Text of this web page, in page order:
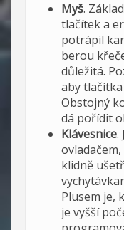
Myš.
tlačítek a
potrápil
berou
důležitá.
aby
Obstojný
dá pořídit
Klávesnice.
klidně
Plusem je,
je vyšší